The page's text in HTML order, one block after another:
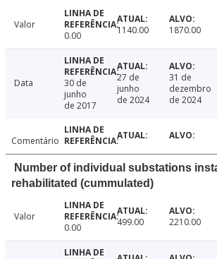
Valor
0.00
1140.00 1870.00
Data
30 de
junho
de 2017
27 de
junho
de 2024
31 de
dezembro
de 2024
Comentário
Number of individual substations
rehabilitated (cummulated)
Valor
0.00
499.00 2210.00